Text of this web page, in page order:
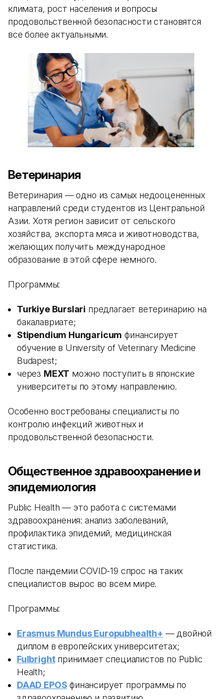
климата, рост населения и вопросы
продовольственной безопасности становятся
все более актуальными.
Ветеринария
Ветеринария — одно из самых недооцененных
направлений среди студентов из Центральной
Азии. Хотя регион зависит от сельского
хозяйства, экспорта мяса и животноводства,
желающих получить международное
образование в этой сфере немного.
Программы:
Turkiye Burslari предлагает ветеринарию на
бакалавриате;
Stipendium Hungaricum финансирует
обучение в University of Veterinary Medicine
Budapest;
через MEXT можно поступить в японские
университеты по этому направлению.
Особенно востребованы специалисты по
контролю инфекций животных и
продовольственной безопасности.
Общественное здравоохранение и
эпидемиология
Public Health — это работа с системами
здравоохранения: анализ заболеваний,
профилактика эпидемий, медицинская
статистика.
После пандемии COVID-19 спрос на таких
специалистов вырос во всем мире.
Программы:
Erasmus Mundus Europubhealth+ — двойной
диплом в европейских университетах;
Fulbrightпринимает специалистов по Public
Health;
DAAD EPOS финансирует программы по